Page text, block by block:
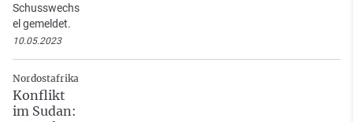
Schusswechs
el gemeldet.
10.05.2023
Nordostafrika
Konflikt
im Sudan: